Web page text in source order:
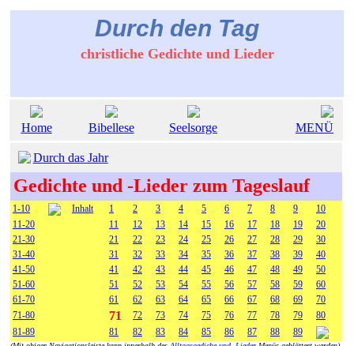
Durch den Tag
christliche Gedichte und Lieder
Home Bibellese Seelsorge MENÜ
Durch das Jahr
Gedichte und -Lieder zum Tageslauf
1-10 Inhalt 1 2 3 4 5 6 7 8 9
10
11-20
11 12 13 14 15 16 17 18 19
20
21-30
21 22 23 24 25 26 27 28 29
30
31-40
31 32 33 34 35 36 37 38 39
40
41-50
41 42 43 44 45 46 47 48 49
50
51-60
51 52 53 54 55 56 57 58 59
60
61-70
61 62 63 64 65 66 67 68 69
70
71-80
71 72 73 74 75 76 77 78 79
80
81-89
81 82 83 84 85 86 87 88 89